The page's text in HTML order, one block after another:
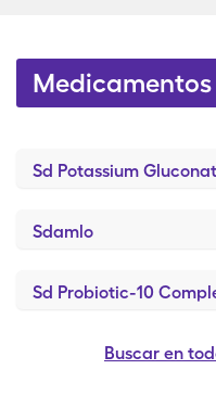
Sd Potassium
Sdamlo
Sd Probiotic-10
Buscar en